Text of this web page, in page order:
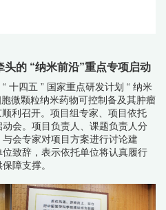
的 “纳米前沿”重点专项启动
“ 十四五 ” 国家重点研发计划 “ 纳米
微颗粒纳米药物可控制备及其肿瘤
利召开。项目组专家、项目依托
会。项目负责人、课题负责人分
会专家对项目方案进行讨论建
致辞，表示依托单位将认真履行
障支撑。